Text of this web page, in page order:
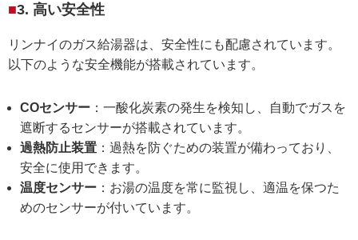
3. 高い安全性
リンナイのガス給湯器は、安全性にも配慮されています。
以下のような安全機能が搭載されています。
COセンサー ：一酸化炭素の発生を検知し、自動でガスを
遮断するセンサーが搭載されています。
過熱防止装置 ：過熱を防ぐための装置が備わっており、
安全に使用できます。
温度センサー ：お湯の温度を常に監視し、適温を保つた
めのセンサーが付いています。